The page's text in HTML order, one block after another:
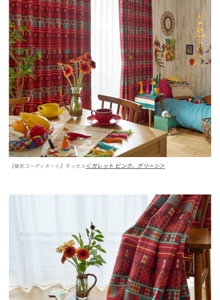
【撮影コーディネート】タッセル＜ガレット ピンク、グリーン＞